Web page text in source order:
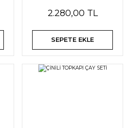
2.280,00 TL
SEPETE EKLE